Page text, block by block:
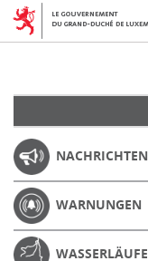
NACHRICHTEN
WARNUNGEN
WASSERLÄUFE